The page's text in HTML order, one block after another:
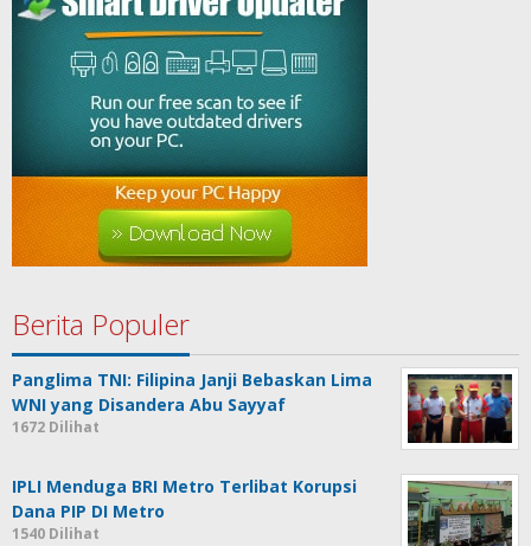
Berita Populer
Panglima TNI: Filipina Janji Bebaskan Lima
WNI yang Disandera Abu Sayyaf
1672 Dilihat
IPLI Menduga BRI Metro Terlibat Korupsi
Dana PIP DI Metro
1540 Dilihat